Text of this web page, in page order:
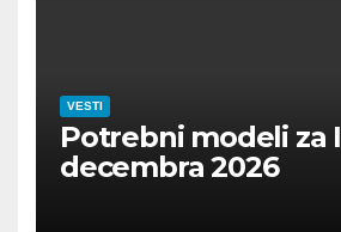
VESTI
Potrebni modeli za
decembra 2026